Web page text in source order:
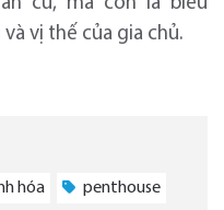
vị thế của gia chủ.
hóa penthouse